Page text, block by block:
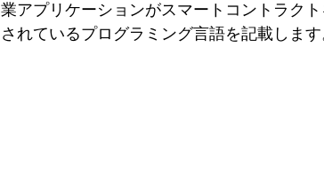
業アプリケーションがスマートコントラク
されているプログラミング言語を記載します